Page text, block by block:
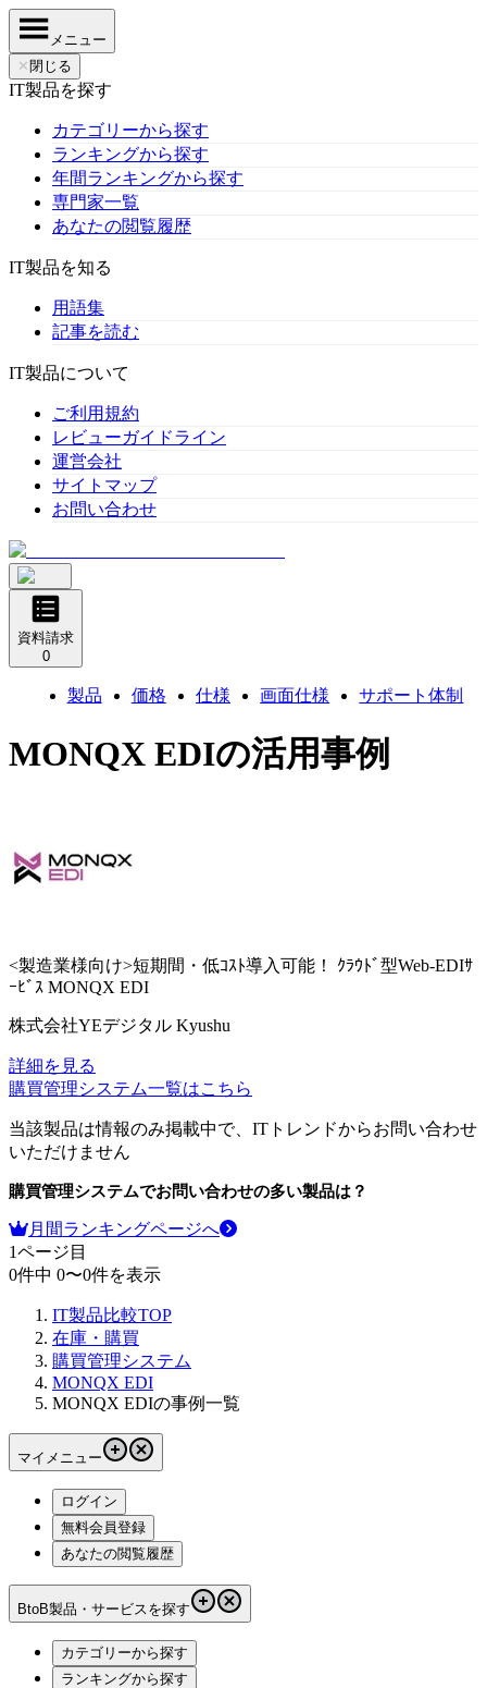
メニュー
✕ 閉じる
IT製品を探す
カテゴリーから探す
ランキングから探す
年間ランキングから探す
専門家一覧
あなたの閲覧履歴
IT製品を知る
用語集
記事を読む
IT製品について
ご利用規約
レビューガイドライン
運営会社
サイトマップ
お問い合わせ
資料請求
0
製品 価格 仕様 画面仕様 サポート体制
MONQX EDIの活用事例
<製造業様向け>短期間・低ｺｽﾄ導入可能！ ｸﾗｳﾄﾞ型Web-EDIｻ
ｰﾋﾞｽ MONQX EDI
株式会社YEデジタル Kyushu
詳細を見る
購買管理システム一覧はこちら
当該製品は情報のみ掲載中で、ITトレンドからお問い合わせ
いただけません
購買管理システムでお問い合わせの多い製品は？
月間ランキングページへ
1ページ目
0件中 0〜0件を表示
IT製品比較TOP
在庫・購買
購買管理システム
MONQX EDI
MONQX EDIの事例一覧
マイメニュー
ログイン
無料会員登録
あなたの閲覧履歴
BtoB製品・サービスを探す
カテゴリーから探す
ランキングから探す